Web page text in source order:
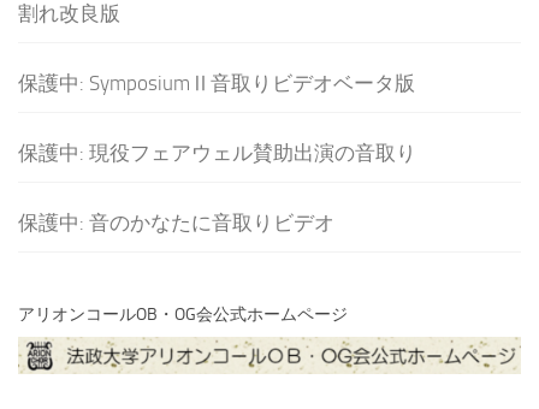
割れ改良版
保護中: SymposiumⅡ音取りビデオベータ版
保護中: 現役フェアウェル賛助出演の音取り
保護中: 音のかなたに音取りビデオ
アリオンコールOB・OG会公式ホームページ